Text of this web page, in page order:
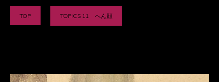
TOP TOPICS 11 へん顔